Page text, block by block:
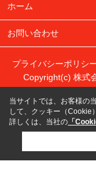
ホーム
お問い合わせ
プライバシーポリシ
Copyright(c) 株式
当サイトでは、お客様の
して、クッキー（Cookie
詳しくは、当社の 「